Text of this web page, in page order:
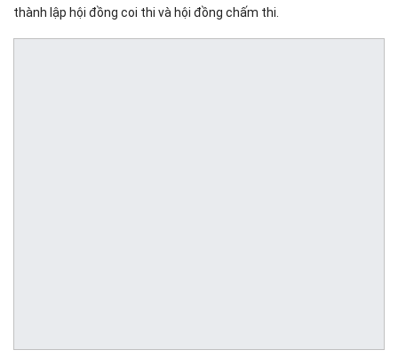
thành lập hội đồng coi thi và hội đồng chấm thi.